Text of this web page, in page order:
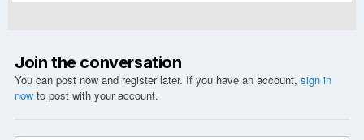
Join the conversation
You can post now and register later. If you have an account, sign in
now to post with your account.